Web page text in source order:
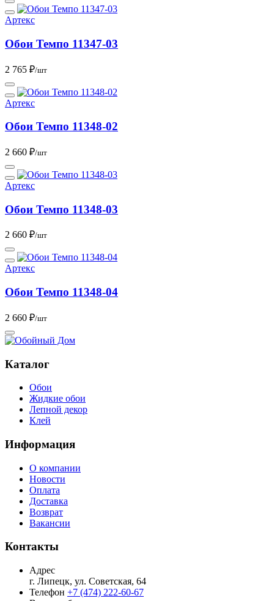
Артекс
Обои Темпо 11347-03
2 765 ₽/шт
Артекс
Обои Темпо 11348-02
2 660 ₽/шт
Артекс
Обои Темпо 11348-03
2 660 ₽/шт
Артекс
Обои Темпо 11348-04
2 660 ₽/шт
Каталог
Обои
Жидкие обои
Лепной декор
Клей
Информация
О компании
Новости
Оплата
Доставка
Возврат
Вакансии
Контакты
Адрес
г. Липецк, ул. Советская, 64
Телефон +7 (474) 222-60-67